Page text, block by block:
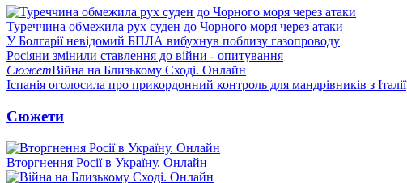
Туреччина обмежила рух суден до Чорного моря через атаки
У Болгарії невідомий БПЛА вибухнув поблизу газопроводу
Росіяни змінили ставлення до війни - опитування
СюжетВійна на Близькому Сході. Онлайн
Іспанія оголосила про прикордонний контроль для мандрівників з Італії
Сюжети
Вторгнення Росії в Україну. Онлайн